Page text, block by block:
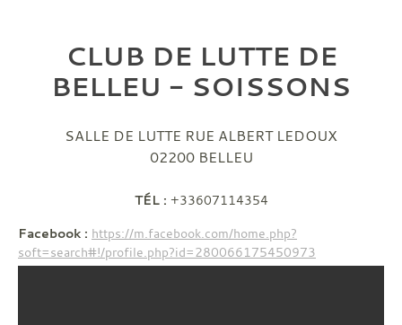
CLUB DE LUTTE DE
BELLEU - SOISSONS
SALLE DE LUTTE RUE ALBERT LEDOUX
02200 BELLEU
TÉL : +33607114354
Facebook : https://m.facebook.com/home.php?
soft=search#!/profile.php?id=280066175450973